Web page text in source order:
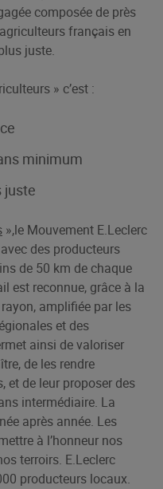
composée de près
français en
juste.
» c’est :
minimum
juste
»,le Mouvement E.Leclerc
des producteurs
de 50 km de chaque
est reconnue, grâce à la
amplifiée par les
et des
ainsi de valoriser
de les rendre
et de leur proposer des
intermédiaire. La
après année. Les
à l’honneur nos
terroirs. E.Leclerc
producteurs locaux.